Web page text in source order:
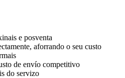
e posventa
aforrando o seu custo
de envío competitivo
do servizo